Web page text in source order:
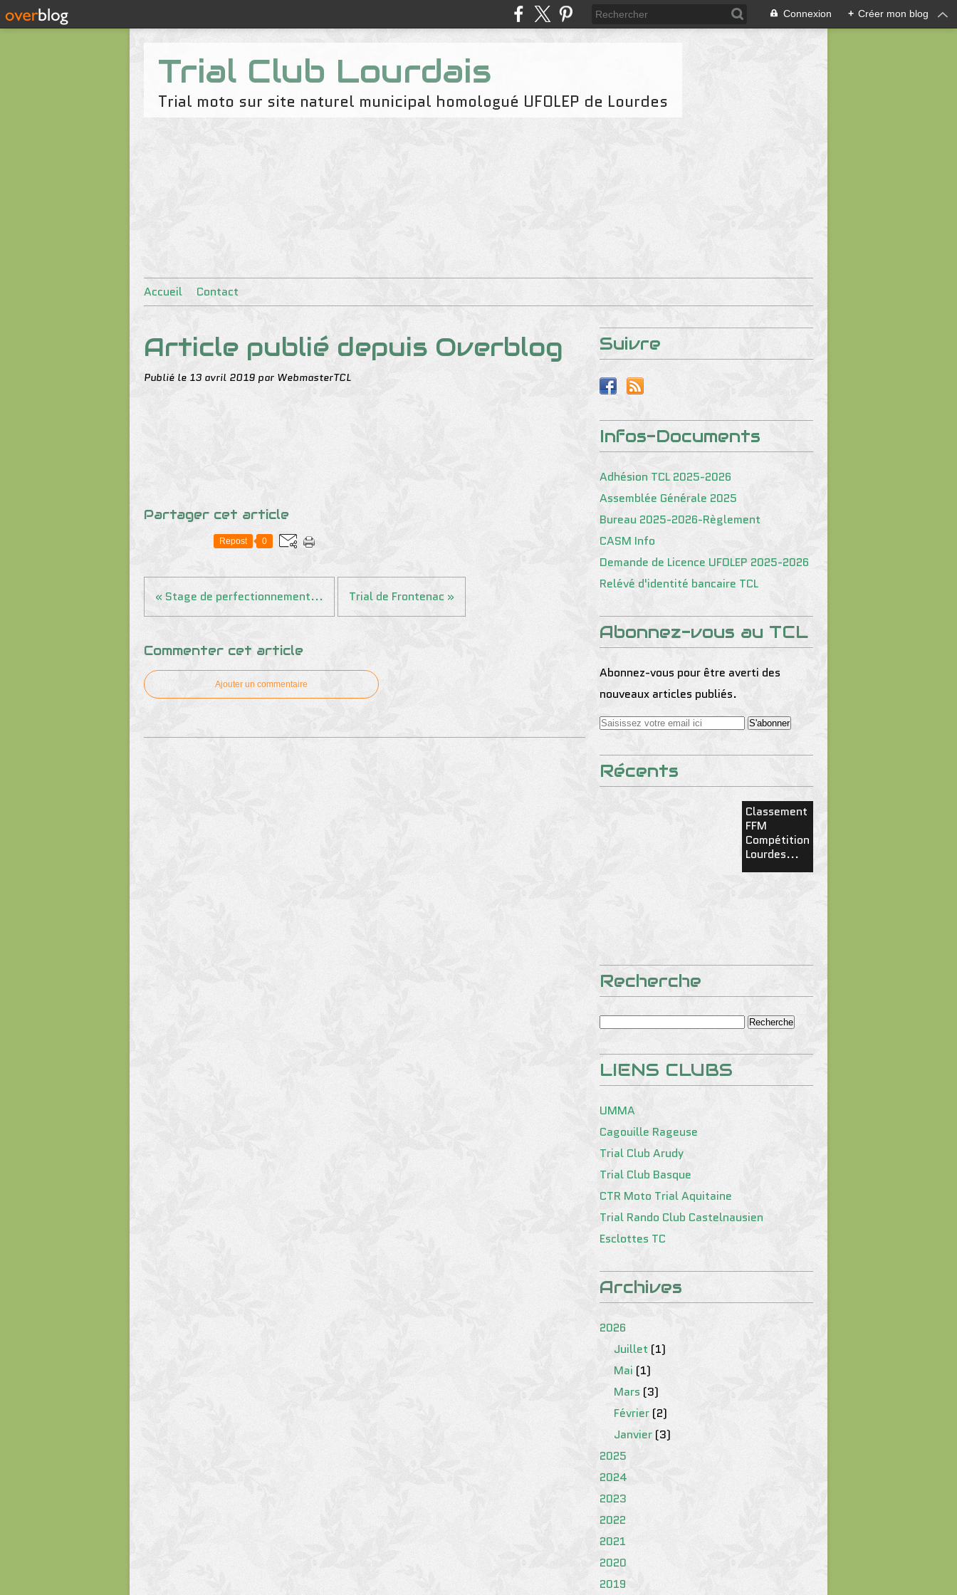
Connexion + Créer mon blog
Trial Club Lourdais
Trial moto sur site naturel municipal homologué UFOLEP de Lourdes
Accueil Contact
Article publié depuis Overblog
Publié le 13 avril 2019 par WebmasterTCL
Partager cet article
Repost 0
« Stage de perfectionnement... Trial de Frontenac »
Commenter cet article
Ajouter un commentaire
Suivre
Infos-Documents
Adhésion TCL 2025-2026
Assemblée Générale 2025
Bureau 2025-2026-Règlement
CASM Info
Demande de Licence UFOLEP 2025-2026
Relévé d'identité bancaire TCL
Abonnez-vous au TCL
Abonnez-vous pour être averti des
nouveaux articles publiés.
Récents
Classement
FFM
Compétition
Lourdes...
Recherche
LIENS CLUBS
UMMA
Cagouille Rageuse
Trial Club Arudy
Trial Club Basque
CTR Moto Trial Aquitaine
Trial Rando Club Castelnausien
Esclottes TC
Archives
2026
Juillet (1)
Mai (1)
Mars (3)
Février (2)
Janvier (3)
2025
2024
2023
2022
2021
2020
2019